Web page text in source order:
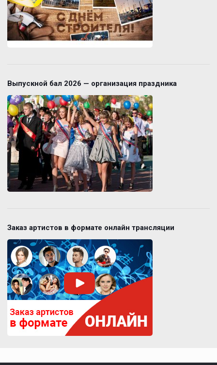
Выпускной бал 2026 — организация праздника
Заказ артистов в формате онлайн трансляции